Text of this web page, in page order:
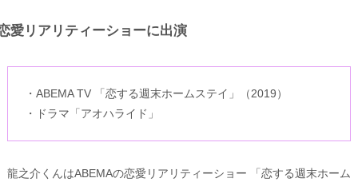
愛リアリティーショーに出演
・ABEMA TV 「恋する週末ホームステイ」（2019）
・ドラマ「アオハライド」
龍之介くんはABEMAの恋愛リアリティーショー 「恋する週末ホーム